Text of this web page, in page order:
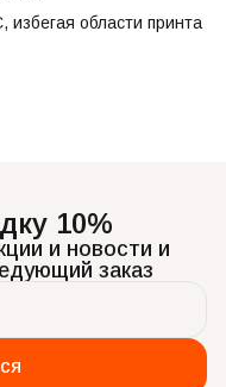
избегая области принта
10%
и новости и
заказ